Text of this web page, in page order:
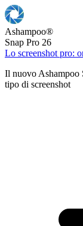
Ashampoo®
Snap Pro 26
Lo screenshot pro:
Il nuovo
tipo di screenshot